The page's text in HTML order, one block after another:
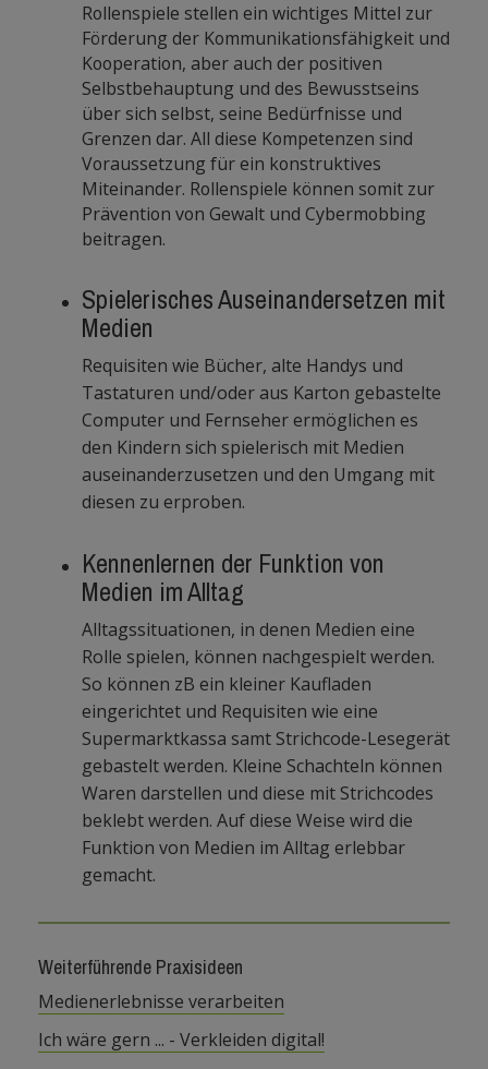
Rollenspiele stellen ein wichtiges Mittel zur
Förderung der Kommunikationsfähigkeit und
Kooperation, aber auch der positiven
Selbstbehauptung und des Bewusstseins
über sich selbst, seine Bedürfnisse und
Grenzen dar. All diese Kompetenzen sind
Voraussetzung für ein konstruktives
Miteinander. Rollenspiele können somit zur
Prävention von Gewalt und Cybermobbing
beitragen.
Spielerisches Auseinandersetzen mit
Medien
Requisiten wie Bücher, alte Handys und
Tastaturen und/oder aus Karton gebastelte
Computer und Fernseher ermöglichen es
den Kindern sich spielerisch mit Medien
auseinanderzusetzen und den Umgang mit
diesen zu erproben.
Kennenlernen der Funktion von
Medien im Alltag
Alltagssituationen, in denen Medien eine
Rolle spielen, können nachgespielt werden.
So können zB ein kleiner Kaufladen
eingerichtet und Requisiten wie eine
Supermarktkassa samt Strichcode-Lesegerät
gebastelt werden. Kleine Schachteln können
Waren darstellen und diese mit Strichcodes
beklebt werden. Auf diese Weise wird die
Funktion von Medien im Alltag erlebbar
gemacht.
Weiterführende Praxisideen
Medienerlebnisse verarbeiten
Ich wäre gern ... - Verkleiden digital!